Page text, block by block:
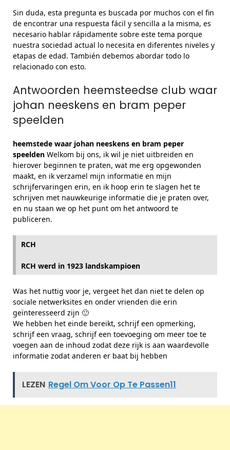
Sin duda, esta pregunta es buscada por muchos con el fin
de encontrar una respuesta fácil y sencilla a la misma, es
necesario hablar rápidamente sobre este tema porque
nuestra sociedad actual lo necesita en diferentes niveles y
etapas de edad. También debemos abordar todo lo
relacionado con esto.
Antwoorden heemsteedse club waar
johan neeskens en bram peper
speelden
heemstede waar johan neeskens en bram peper
speelden Welkom bij ons, ik wil je niet uitbreiden en
hierover beginnen te praten, wat me erg opgewonden
maakt, en ik verzamel mijn informatie en mijn
schrijfervaringen erin, en ik hoop erin te slagen het te
schrijven met nauwkeurige informatie die je praten over,
en nu staan ​​we op het punt om het antwoord te
publiceren.
RCH
RCH werd in 1923 landskampioen
Was het nuttig voor je, vergeet het dan niet te delen op
sociale netwerksites en onder vrienden die erin
geïnteresseerd zijn 🙂
We hebben het einde bereikt, schrijf een opmerking,
schrijf een vraag, schrijf een toevoeging om meer toe te
voegen aan de inhoud zodat deze rijk is aan waardevolle
informatie zodat anderen er baat bij hebben
LEZEN Regel Om Voor Op Te Passen11